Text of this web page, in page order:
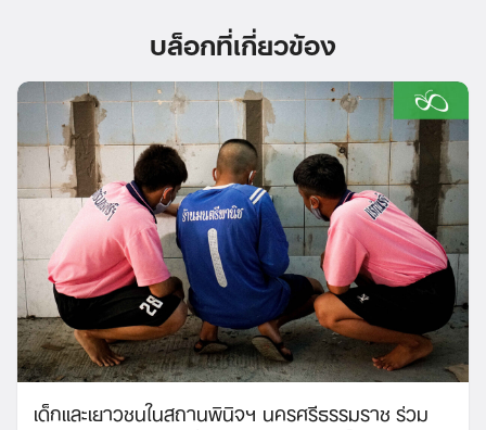
บล็อกที่เกี่ยวข้อง
เด็กและเยาวชนในสถานพินิจฯ นครศรีธรรมราช ร่วม